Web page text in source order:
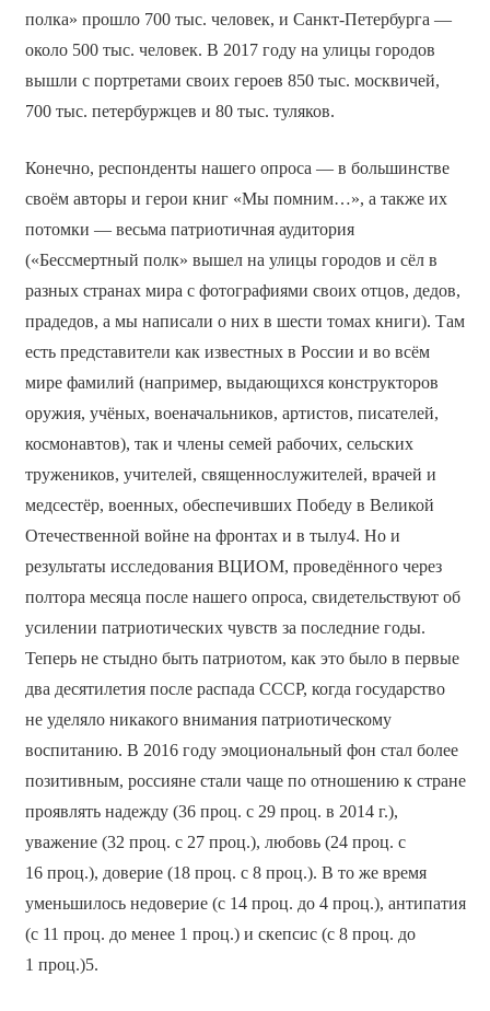
полка» прошло 700 тыс. человек, и Санкт-Петербурга —
около 500 тыс. человек. В 2017 году на улицы городов
вышли с портретами своих героев 850 тыс. москвичей,
700 тыс. петербуржцев и 80 тыс. туляков.
Конечно, респонденты нашего опроса — в большинстве
своём авторы и герои книг «Мы помним…», а также их
потомки — весьма патриотичная аудитория
(«Бессмертный полк» вышел на улицы городов и сёл в
разных странах мира с фотографиями своих отцов, дедов,
прадедов, а мы написали о них в шести томах книги). Там
есть представители как известных в России и во всём
мире фамилий (например, выдающихся конструкторов
оружия, учёных, военачальников, артистов, писателей,
космонавтов), так и члены семей рабочих, сельских
тружеников, учителей, священнослужителей, врачей и
медсестёр, военных, обеспечивших Победу в Великой
Отечественной войне на фронтах и в тылу4. Но и
результаты исследования ВЦИОМ, проведённого через
полтора месяца после нашего опроса, свидетельствуют об
усилении патриотических чувств за последние годы.
Теперь не стыдно быть патриотом, как это было в первые
два десятилетия после распада СССР, когда государство
не уделяло никакого внимания патриотическому
воспитанию. В 2016 году эмоциональный фон стал более
позитивным, россияне стали чаще по отношению к стране
проявлять надежду (36 проц. с 29 проц. в 2014 г.),
уважение (32 проц. с 27 проц.), любовь (24 проц. с
16 проц.), доверие (18 проц. с 8 проц.). В то же время
уменьшилось недоверие (с 14 проц. до 4 проц.), антипатия
(с 11 проц. до менее 1 проц.) и скепсис (с 8 проц. до
1 проц.)5.